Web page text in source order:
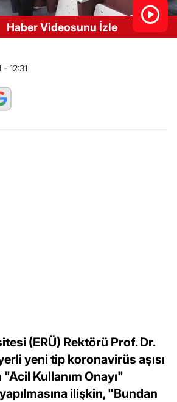
Haber Videosunu İzle
- 12:31
(ERÜ) Rektörü Prof. Dr.
yeni tip koronavirüs aşısı
Kullanım Onayı"
ilişkin, "Bundan